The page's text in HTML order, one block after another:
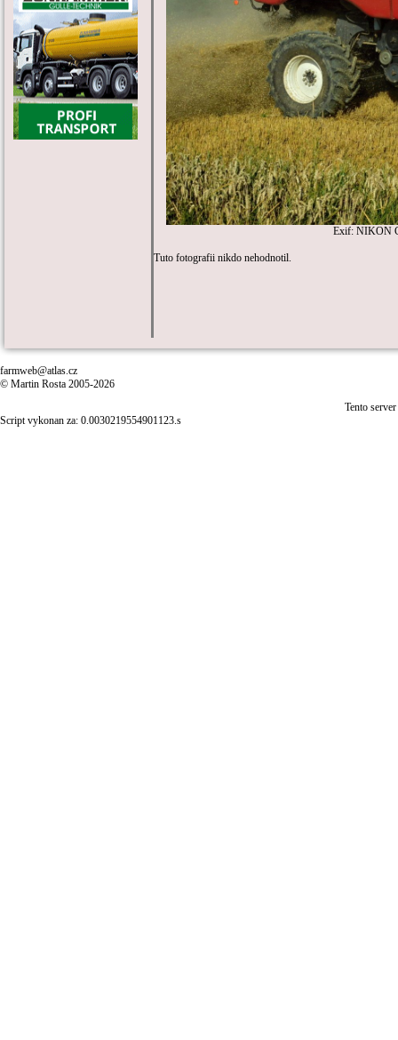
Exif: NIKON
Tuto fotografii nikdo nehodnotil.
farmweb@atlas.cz
© Martin Rosta 2005-2026
Tento
Script vykonan za: 0.0030219554901123.s